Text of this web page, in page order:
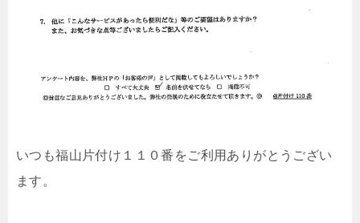
いつも福山片付け１１０番をご利用ありがとうござい
ます。